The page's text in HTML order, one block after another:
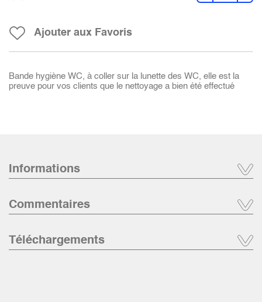
Ajouter aux Favoris
Bande hygiène WC, à coller sur la lunette des WC, elle est la
preuve pour vos clients que le nettoyage a bien été effectué
Informations
Commentaires
Téléchargements